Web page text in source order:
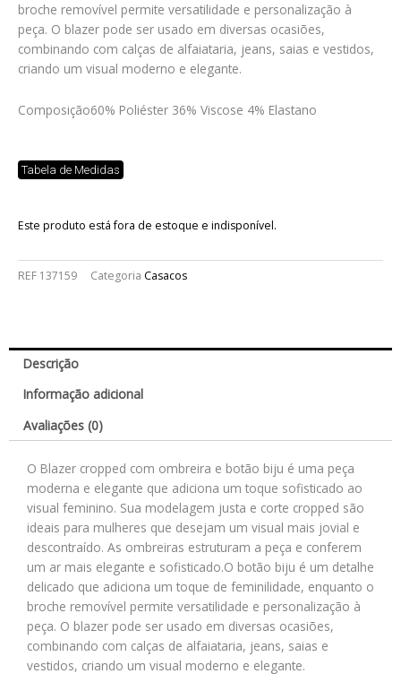
broche removível permite versatilidade e personalização à
peça. O blazer pode ser usado em diversas ocasiões,
combinando com calças de alfaiataria, jeans, saias e vestidos,
criando um visual moderno e elegante.
Composição60% Poliéster 36% Viscose 4% Elastano
Tabela de Medidas
Este produto está fora de estoque e indisponível.
REF 137159 Categoria Casacos
Descrição
Informação adicional
Avaliações (0)
O Blazer cropped com ombreira e botão biju é uma peça
moderna e elegante que adiciona um toque sofisticado ao
visual feminino. Sua modelagem justa e corte cropped são
ideais para mulheres que desejam um visual mais jovial e
descontraído. As ombreiras estruturam a peça e conferem
um ar mais elegante e sofisticado.O botão biju é um detalhe
delicado que adiciona um toque de feminilidade, enquanto o
broche removível permite versatilidade e personalização à
peça. O blazer pode ser usado em diversas ocasiões,
combinando com calças de alfaiataria, jeans, saias e
vestidos, criando um visual moderno e elegante.